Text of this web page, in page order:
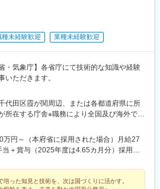
種未経験歓迎 業種未経験歓迎
・気象庁】各省庁にて技術的な知識や経験
いただきます。
代田区霞が関周辺、または各都道府県に所
所在する庁舎※職務により全国及び海外での
・信越・東海・近畿・九州）■国土交通
通省本省 地方整備局・北海道開発局区
東北・関東・北陸・中部・近畿・中国・四
気象台（札幌、仙台、東京、大阪、福
万円～（本府省に採用された場合）月給27
＋賞与（2025年度は4.65カ月分）採用時
る国家公務員が受ける俸給月額との均衡を
※地域手当、本府省業務調整手当、通勤手
培った知見と技術を、次は国づくりに活かす。